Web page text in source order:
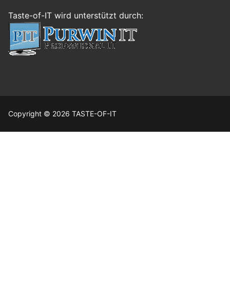
Taste-of-IT wird unterstützt durch:
Copyright © 2026 TASTE-OF-IT